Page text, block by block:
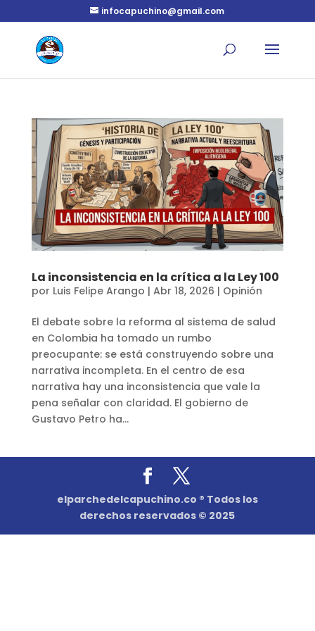
infocapuchino@gmail.com
La inconsistencia en la crítica a la Ley 100
por Luis Felipe Arango | Abr 18, 2026 | Opinión
El debate sobre la reforma al sistema de salud
en Colombia ha tomado un rumbo
preocupante: se está construyendo sobre una
narrativa incompleta. En el centro de esa
narrativa hay una inconsistencia que vale la
pena señalar con claridad. El gobierno de
Gustavo Petro ha...
elparchedelcapuchino.co ® Todos los
derechos reservados © 2025